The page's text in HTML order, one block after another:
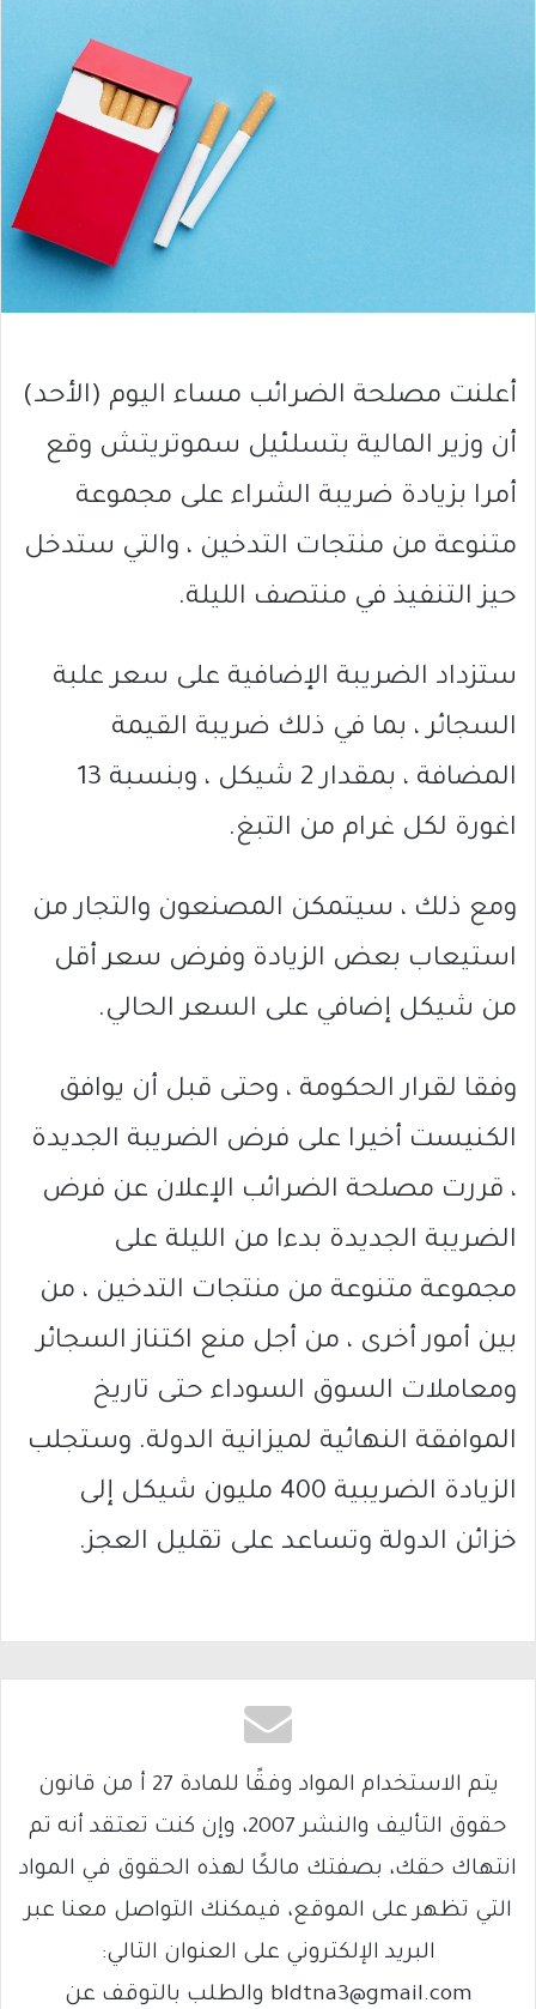
أعلنت مصلحة الضرائب مساء اليوم (الأحد)
أن وزير المالية بتسلئيل سموتريتش وقع
أمرا بزيادة ضريبة الشراء على مجموعة
متنوعة من منتجات التدخين ، والتي ستدخل
حيز التنفيذ في منتصف الليلة.
ستزداد الضريبة الإضافية على سعر علبة
السجائر ، بما في ذلك ضريبة القيمة
المضافة ، بمقدار 2 شيكل ، وبنسبة 13
اغورة لكل غرام من التبغ.
ومع ذلك ، سيتمكن المصنعون والتجار من
استيعاب بعض الزيادة وفرض سعر أقل
من شيكل إضافي على السعر الحالي.
وفقا لقرار الحكومة ، وحتى قبل أن يوافق
الكنيست أخيرا على فرض الضريبة الجديدة
، قررت مصلحة الضرائب الإعلان عن فرض
الضريبة الجديدة بدءا من الليلة على
مجموعة متنوعة من منتجات التدخين ، من
بين أمور أخرى ، من أجل منع اكتناز السجائر
ومعاملات السوق السوداء حتى تاريخ
الموافقة النهائية لميزانية الدولة. وستجلب
الزيادة الضريبية 400 مليون شيكل إلى
خزائن الدولة وتساعد على تقليل العجز.
يتم الاستخدام المواد وفقًا للمادة 27 أ من قانون
حقوق التأليف والنشر 2007، وإن كنت تعتقد أنه تم
انتهاك حقك، بصفتك مالكًا لهذه الحقوق في المواد
التي تظهر على الموقع، فيمكنك التواصل معنا عبر
البريد الإلكتروني على العنوان التالي:
bldtna3@gmail.com والطلب بالتوقف عن